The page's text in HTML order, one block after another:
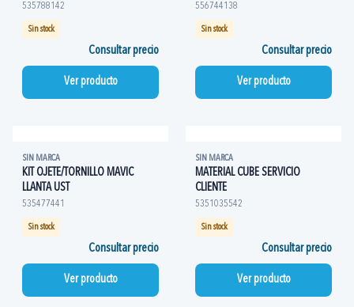
535788142
Sin stock
Consultar precio
Ver producto
556744138
Sin stock
Consultar precio
Ver producto
SIN MARCA
KIT OJETE/TORNILLO MAVIC
LLANTA UST
535477441
Sin stock
Consultar precio
Ver producto
SIN MARCA
MATERIAL CUBE SERVICIO
CLIENTE
5351035542
Sin stock
Consultar precio
Ver producto